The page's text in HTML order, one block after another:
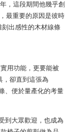
，這段期間他幾乎創
最重要的原因是彼時
出感性的木材線條
用功能，更要能被
，卻直到這張為
、便於量產化的考量
到大眾歡迎，也成為